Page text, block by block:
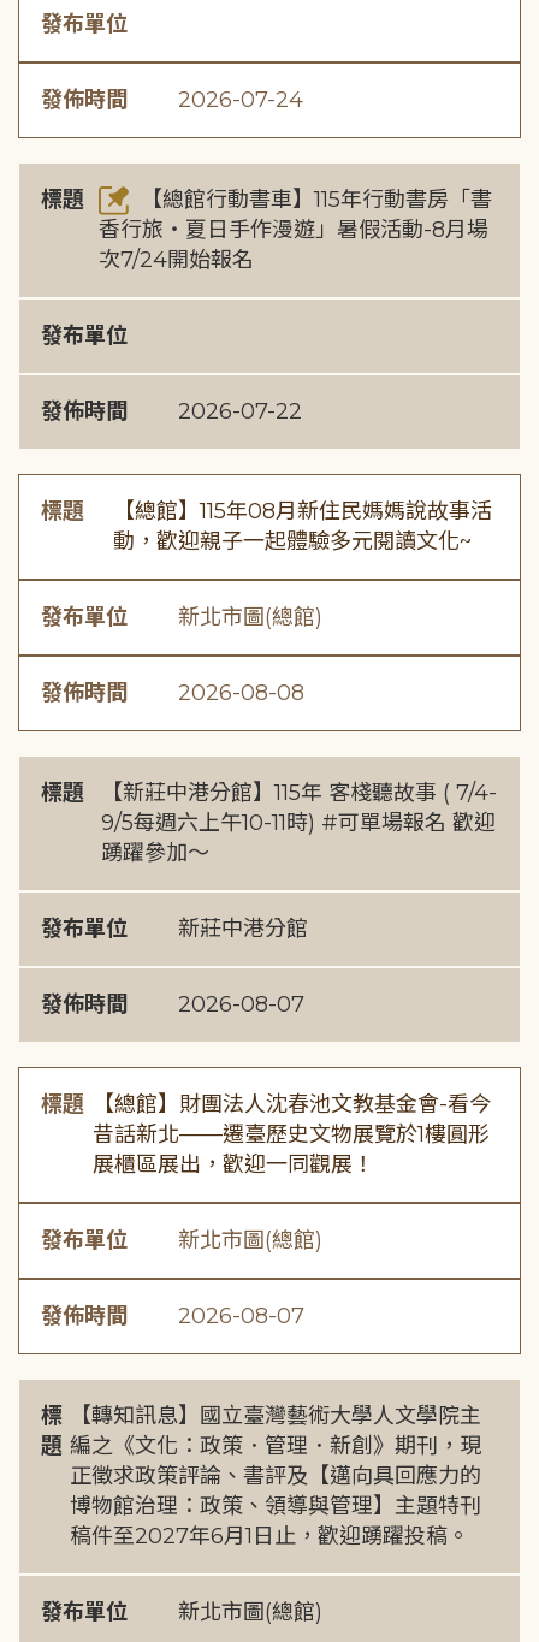
發布單位
發佈時間 2026-07-24
標題
【總館行動書車】115年行動書房「書
香行旅・夏日手作漫遊」暑假活動-8月場
次7/24開始報名
發布單位
發佈時間 2026-07-22
標題
【總館】115年08月新住民媽媽說故事活
動，歡迎親子一起體驗多元閱讀文化~
發布單位 新北市圖(總館)
發佈時間 2026-08-08
標題
【新莊中港分館】115年 客棧聽故事 ( 7/4-
9/5每週六上午10-11時) #可單場報名 歡迎
踴躍參加～
發布單位 新莊中港分館
發佈時間 2026-08-07
標題
【總館】財團法人沈春池文教基金會-看今
昔話新北——遷臺歷史文物展覽於1樓圓形
展櫃區展出，歡迎一同觀展！
發布單位 新北市圖(總館)
發佈時間 2026-08-07
標
題
【轉知訊息】國立臺灣藝術大學人文學院主
編之《文化：政策．管理．新創》期刊，現
正徵求政策評論、書評及【邁向具回應力的
博物館治理：政策、領導與管理】主題特刊
稿件至2027年6月1日止，歡迎踴躍投稿。
發布單位 新北市圖(總館)